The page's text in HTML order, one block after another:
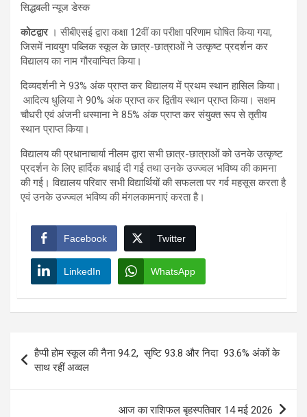
सिद्धबली न्यूज डेस्क
कोटद्वार। सीबीएसई द्वारा कक्षा 12वीं का परीक्षा परिणाम घोषित किया गया,
जिसमें नावयुग पब्लिक स्कूल के छात्र-छात्राओं ने उत्कृष्ट प्रदर्शन कर
विद्यालय का नाम गौरवान्वित किया।
दिव्यदर्शनी ने 93% अंक प्राप्त कर विद्यालय में प्रथम स्थान हासिल किया।
आदित्य धुलिया ने 90% अंक प्राप्त कर द्वितीय स्थान प्राप्त किया। सक्षम
चौधरी एवं अंजनी धस्माना ने 85% अंक प्राप्त कर संयुक्त रूप से तृतीय
स्थान प्राप्त किया।
विद्यालय की प्रधानाचार्या नीलम द्वारा सभी छात्र-छात्राओं को उनके उत्कृष्ट
प्रदर्शन के लिए हार्दिक बधाई दी गई तथा उनके उज्ज्वल भविष्य की कामना
की गई। विद्यालय परिवार सभी विद्यार्थियों की सफलता पर गर्व महसूस करता है
एवं उनके उज्ज्वल भविष्य की मंगलकामनाएं करता है।
Facebook Twitter
LinkedIn WhatsApp
Post
navigation
हैप्पी होम स्कूल की नैना 94.2, सृष्टि 93.8 और निदा 93.6% अंकों के
साथ रहीं अव्वल
आज का राशिफल बृहस्पतिवार 14 मई 2026